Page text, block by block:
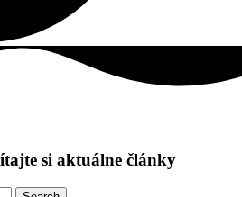
si aktuálne články